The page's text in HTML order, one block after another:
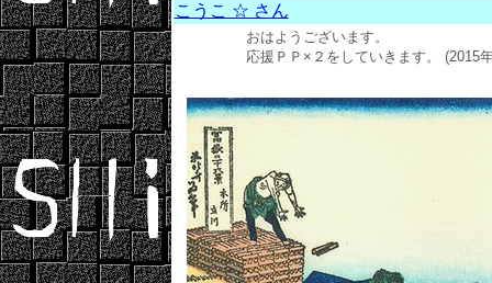
こうこ ☆ さん
おはようございます。
応援ＰＰ×２をしていきます。 (2015